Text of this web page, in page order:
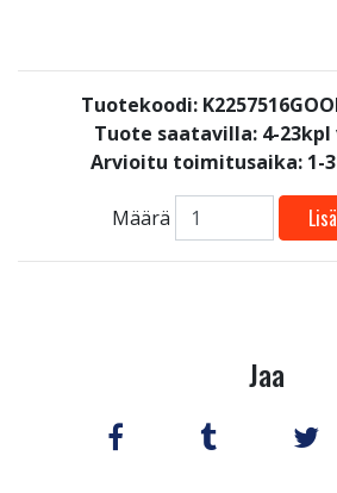
Tuotekoodi:
Tuote saatavilla: 4-
Arvioitu toimitusaika: 1-
Määrä
Jaa